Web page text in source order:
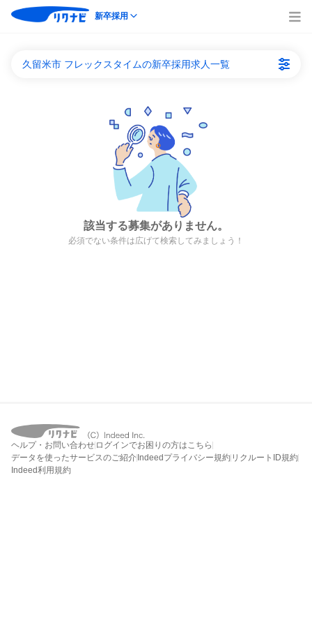
新卒採用
久留米市 フレックスタイムの新卒採用求人一覧
該当する募集がありません。
必須でない条件は広げて検索してみましょう！
ヘルプ・お問い合わせ ログインでお困りの方はこちら
データを使ったサービスのご紹介 Indeedプライバシー規約 リクルートID規約
Indeed利用規約